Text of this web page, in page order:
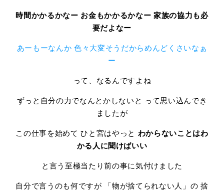
時間かかるかなー お金もかかるかなー 家族の協力も必
要だよなー
あーもーなんか 色々大変そうだからめんどくさいなぁ
ー
って、なるんですよね
ずっと自分の力でなんとかしないと って思い込んでき
ましたが
この仕事を始めて ひと宮はやっと わからないことはわ
かる人に聞けばいい
と言う至極当たり前の事に気付けました
自分で言うのも何ですが 「物が捨てられない人」の 捨